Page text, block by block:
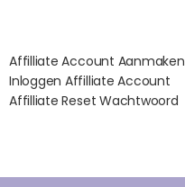
Affilliate Account Aanmaken
Inloggen Affilliate Account
Affilliate Reset Wachtwoord